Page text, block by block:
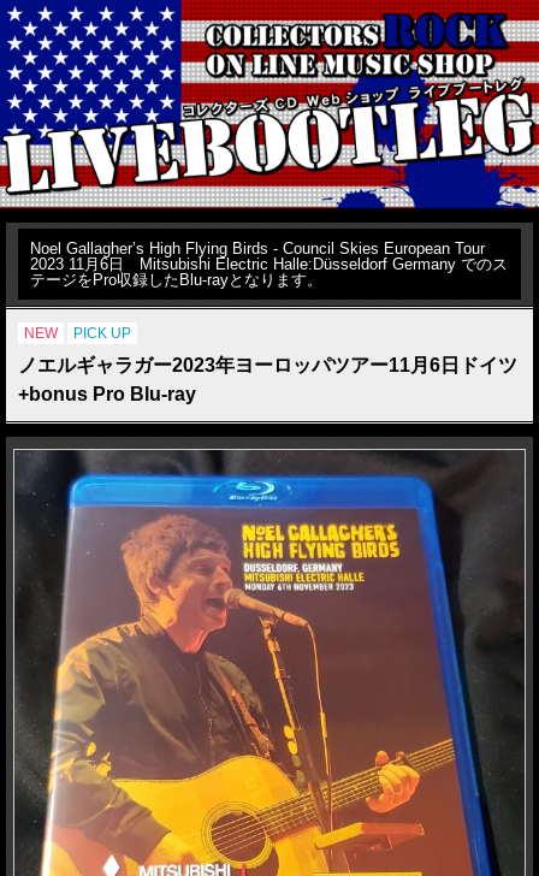
Noel Gallagher’s High Flying Birds - Council Skies European Tour
2023 11月6日 Mitsubishi Electric Halle:Düsseldorf Germany でのス
テージをPro収録したBlu-rayとなります。
NEW PICK UP
ノエルギャラガー2023年ヨーロッパツアー11月6日ドイツ
+bonus Pro Blu-ray